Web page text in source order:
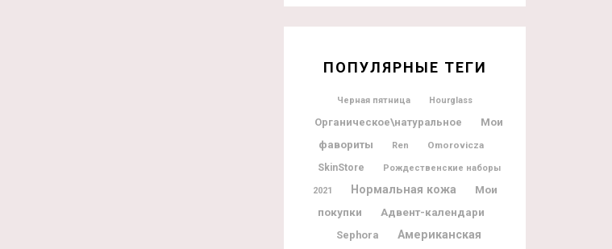
ПОПУЛЯРНЫЕ ТЕГИ
Черная пятница Hourglass
Органическое\натуральное
Мои
фавориты
Ren
Omorovicza
SkinStore
Рождественские наборы
2021 Нормальная кожа
Мои
покупки
Адвент-календари
Sephora
Американская